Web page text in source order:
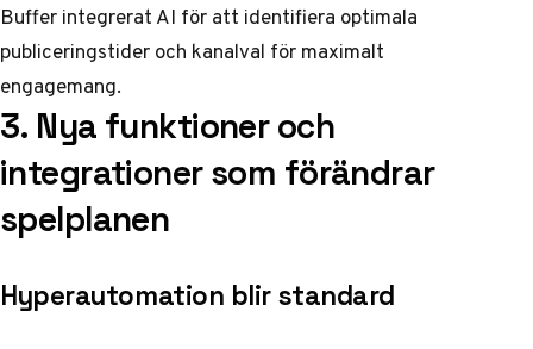
Buffer integrerat AI för att identifiera optimala
publiceringstider och kanalval för maximalt
engagemang.
3. Nya funktioner och
integrationer som förändrar
spelplanen
Hyperautomation blir standard